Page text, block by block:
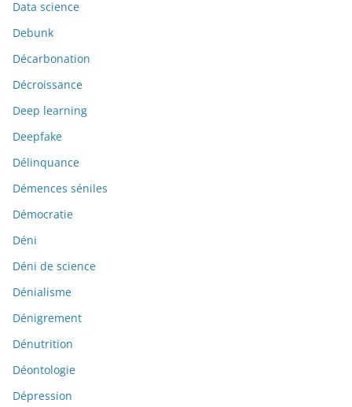
Data science
Debunk
Décarbonation
Décroissance
Deep learning
Deepfake
Délinquance
Démences séniles
Démocratie
Déni
Déni de science
Dénialisme
Dénigrement
Dénutrition
Déontologie
Dépression